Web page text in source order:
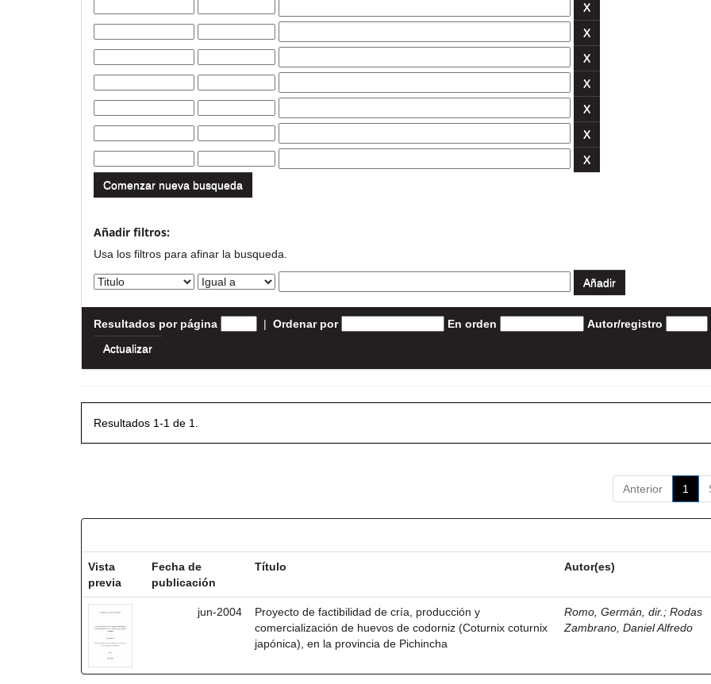
Comenzar nueva busqueda
Añadir filtros:
Usa los filtros para afinar la busqueda.
Resultados por página | Ordenar por En orden Autor/registro
Resultados 1-1 de 1.
Anterior 1
Vista
previa
Fecha de
publicación
Título Autor(es)
jun-2004
Proyecto de factibilidad de cría, producción y
comercialización de huevos de codorniz (Coturnix coturnix
japónica), en la provincia de Pichincha
Romo, Germán, dir. ;Rodas
Zambrano, Daniel Alfredo